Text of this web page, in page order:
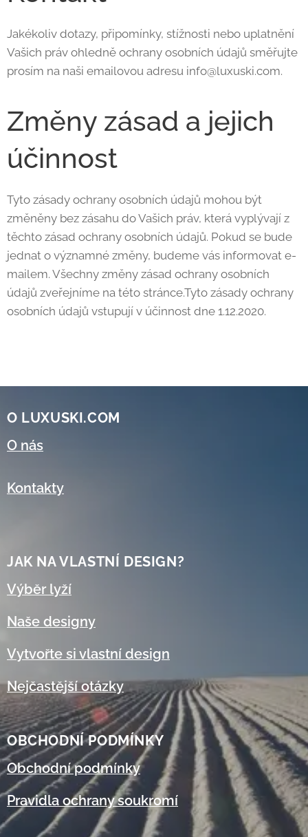
Jakékoliv dotazy, připomínky, stížnosti nebo uplatnění
Vašich práv ohledně ochrany osobních údajů směřujte
prosím na naši emailovou adresu info@luxuski.com.
Změny zásad a jejich
účinnost
Tyto zásady ochrany osobních údajů mohou být
změněny bez zásahu do Vašich práv, která vyplývají z
těchto zásad ochrany osobních údajů. Pokud se bude
jednat o významné změny, budeme vás informovat e-
mailem. Všechny změny zásad ochrany osobních
údajů zveřejníme na této stránce.Tyto zásady ochrany
osobních údajů vstupují v účinnost dne 1.12.2020.
O LUXUSKI.COM
O nás
Kontakty
JAK NA VLASTNÍ DESIGN?
Výběr lyží
Naše designy
Vytvořte si vlastní design
Nejčastější otázky
OBCHODNÍPODMÍNKY
Obchodní podmínky
Pravidla ochrany soukromí